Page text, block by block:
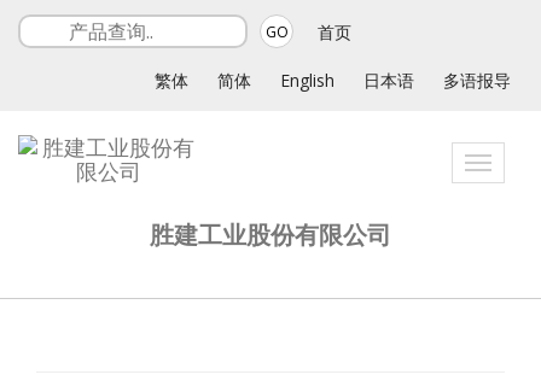
GO 首页
繁体 简体 English 日本语 多语报导
Toggle
胜建工业股份有限公司